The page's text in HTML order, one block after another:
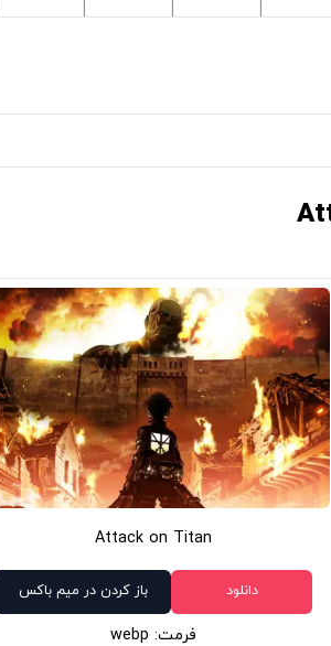
Attack on Titan
دانلود باز کردن در میم باکس
فرمت: webp